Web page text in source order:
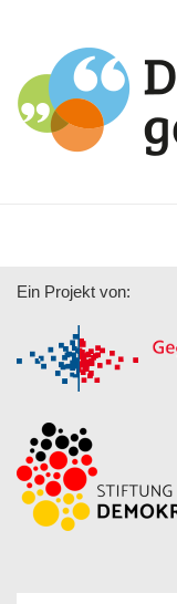
Ein Projekt von: